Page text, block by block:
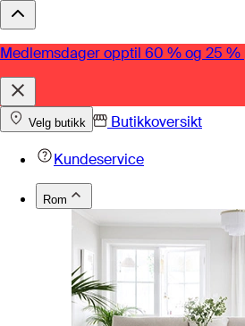
Medlemsdager opptil 60 % og 25
Velg butikk
Butikkoversikt
Kundeservice
Rom